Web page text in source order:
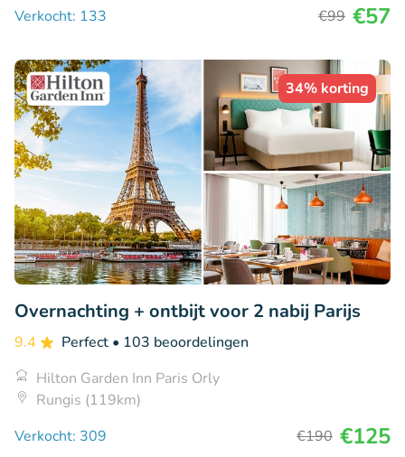
Verkocht: 133
€99 €57
34% korting
Overnachting + ontbijt voor 2 nabij Parijs
9.4 Perfect • 103 beoordelingen
Hilton Garden Inn Paris Orly
Rungis (119km)
Verkocht: 309
€190 €125